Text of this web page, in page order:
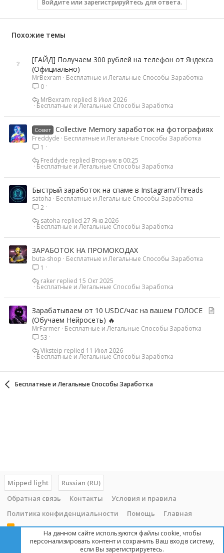
и
Войдите или зарегистрируйтесь для ответа.
Похожие темы
[ГАЙД] Получаем 300 рублей на телефон от Яндекса
(Официально)
MrBexram
Бесплатные и Легальные Способы Заработка
0
Бесплатные и Легальные Способы Заработка
8 Июл 2026
MrBexram
Совет Collective Memory заработок на фотографиях
Freddyde
Бесплатные и Легальные Способы Заработка
1
Бесплатные и Легальные Способы Заработка
Вторник в 00:25
Freddyde
Быстрый заработок на спаме в Instagram/Threads
satoha
Бесплатные и Легальные Способы Заработка
2
Бесплатные и Легальные Способы Заработка
27 Янв 2026
satoha
ЗАРАБОТОК НА ПРОМОКОДАХ
buta-shop
Бесплатные и Легальные Способы Заработка
1
Бесплатные и Легальные Способы Заработка
15 Окт 2025
raker
Зарабатываем от 10 USDC/час на вашем ГОЛОСЕ
(Обучаем Нейросеть) 🔥
MrFarmer Бесплатные и Легальные Способы Заработка
53
Бесплатные и Легальные Способы Заработка
11 Июл 2026
Viksteip
Бесплатные и Легальные Способы Заработка
Mipped light
Russian (RU)
Обратная связь
Контакты
Условия и правила
Политика конфиденциальности
Помощь Главная
R
На данном сайте используются файлы cookie, чтобы
персонализировать контент и сохранить Ваш вход в систему,
если Вы зарегистрируетесь.